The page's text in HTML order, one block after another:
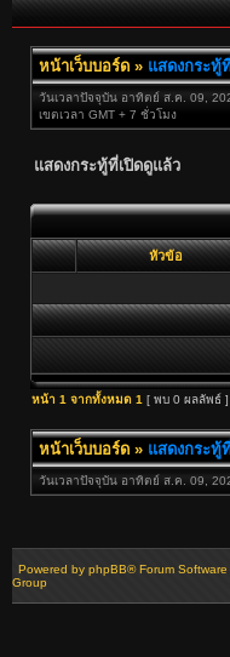
หน้าเว็บบอร์ด » แสดงกระทู้
วันเวลาปัจจุบัน อาทิตย์ ส.ค. 09,
เขตเวลา GMT + 7 ชั่วโมง
แสดงกระทู้ที่เปิดดูแล้ว
หัวข้อ
หน้า 1 จากทั้งหมด 1 [ พบ 0 ผลลัพธ์ ]
หน้าเว็บบอร์ด » แสดงกระทู้
วันเวลาปัจจุบัน อาทิตย์ ส.ค. 09,
Powered by phpBB® Forum
Group